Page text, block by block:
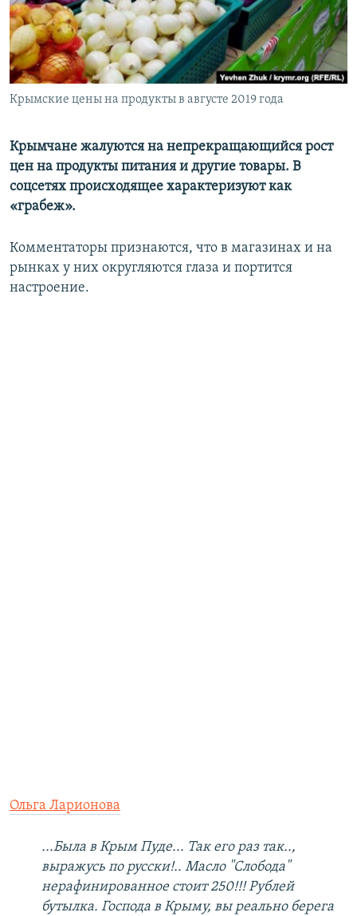
ПОБЕДИТЕЛЕЙ НЕ СУДЯТ?
КРЫМ.НЕПОКОРЕННЫЙ
ELIFBE
УКРАИНСКАЯ ПРОБЛЕМА КРЫМА
ПРИСОЕДИНЯЙТЕСЬ!
Крымские цены на продукты в августе 2019 года
Крымчане жалуются на непрекращающийся рост
цен на продукты питания и другие товары. В
соцсетях происходящее характеризуют как
«грабеж».
Комментаторы признаются, что в магазинах и на
рынках у них округляются глаза и портится
настроение.
Ольга Ларионова
...Была в Крым Пуде... Так его раз так..,
выражусь по русски!.. Масло "Слобода"
нерафинированное стоит 250!!! Рублей
бутылка. Господа в Крыму, вы реально берега